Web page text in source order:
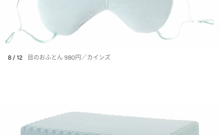
8 / 12 目のおふとん 980円／カインズ